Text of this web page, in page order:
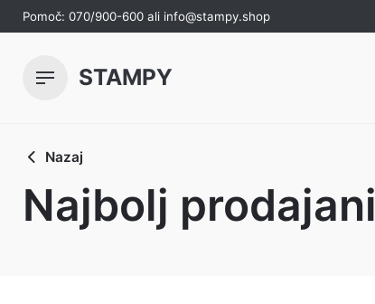
Skip
to
Pomoč: 070/900-600 ali info@stampy.shop
STAMPY
Nazaj
Najbolj prodajani